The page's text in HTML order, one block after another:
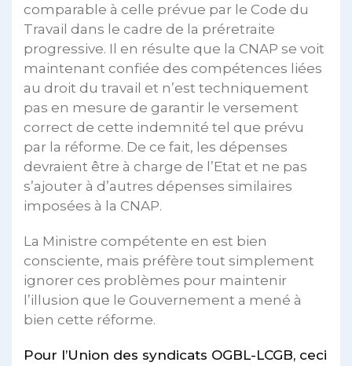
comparable à celle prévue par le Code du
Travail dans le cadre de la préretraite
progressive. Il en résulte que la CNAP se voit
maintenant confiée des compétences liées
au droit du travail et n’est techniquement
pas en mesure de garantir le versement
correct de cette indemnité tel que prévu
par la réforme. De ce fait, les dépenses
devraient être à charge de l’Etat et ne pas
s’ajouter à d’autres dépenses similaires
imposées à la CNAP.
La Ministre compétente en est bien
consciente, mais préfère tout simplement
ignorer ces problèmes pour maintenir
l’illusion que le Gouvernement a mené à
bien cette réforme.
Pour l’Union des syndicats OGBL-LCGB, ceci